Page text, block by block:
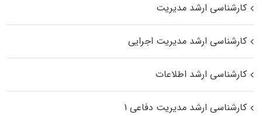
کارشناسی ارشد مدیریت
کارشناسی ارشد مدیریت اجرایی
کارشناسی ارشد اطلاعات
کارشناسی ارشد مدیریت دفاعی ۱